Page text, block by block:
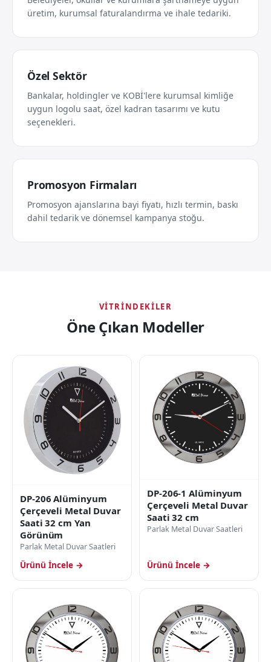
üretim, kurumsal faturalandırma ve ihale tedariki.
Özel Sektör
Bankalar, holdingler ve KOBİ'lere kurumsal kimliğe
uygun logolu saat, özel kadran tasarımı ve kutu
seçenekleri.
Promosyon Firmaları
Promosyon ajanslarına bayi fiyatı, hızlı termin, baskı
dahil tedarik ve dönemsel kampanya stoğu.
VITRINDEKILER
Öne Çıkan Modeller
DP-206 Alüminyum
Çerçeveli Metal Duvar
Saati 32 cm Yan
Görünüm
Parlak Metal Duvar Saatleri
Ürünü İncele →
DP-206-1 Alüminyum
Çerçeveli Metal Duvar
Saati 32 cm
Parlak Metal Duvar Saatleri
Ürünü İncele →